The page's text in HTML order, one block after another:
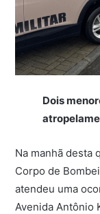
Dois
Na manhã desta
Corpo de
atendeu uma
Avenida Antônio